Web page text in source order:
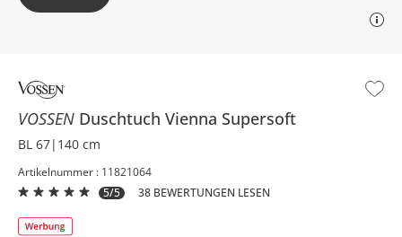
VOSSEN Duschtuch Vienna Supersoft
BL 67|140 cm
Artikelnummer : 11821064
5/5
38 BEWERTUNGEN LESEN